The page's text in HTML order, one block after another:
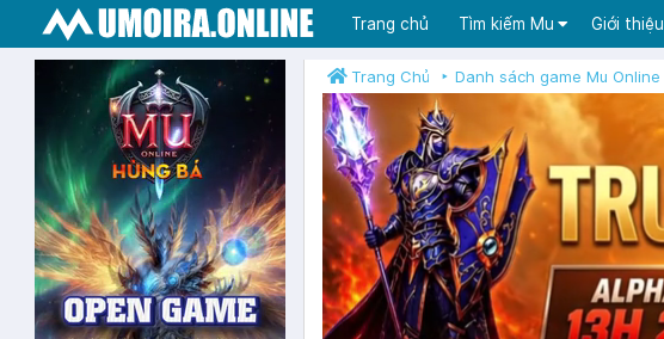
Trang chủ Tìm kiếm Mu Giới thiệu
Trang Chủ Danh sách game Mu Online